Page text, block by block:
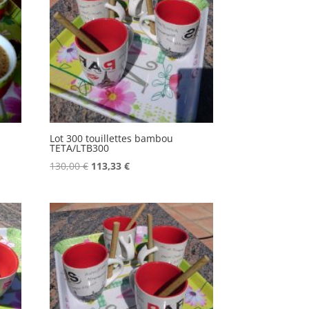
Lot 300 touillettes bambou
TETA/LTB300
130,00€ Le
était :
130,00 €.
113,33€Le
est :
113,33 €.